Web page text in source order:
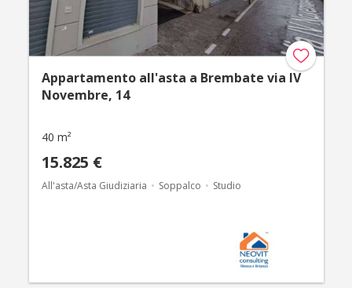
Appartamento all'asta a Brembate via IV
Novembre, 14
40 m²
15.825 €
All'asta/Asta Giudiziaria Soppalco Studio